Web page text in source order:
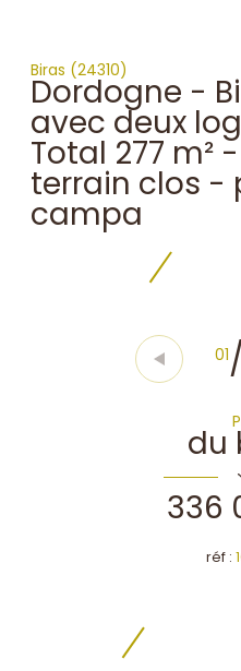
Biras (24310)
Dordogne -
avec deux
Total 277 m²
terrain clos -
campa
01/
du
336
réf :